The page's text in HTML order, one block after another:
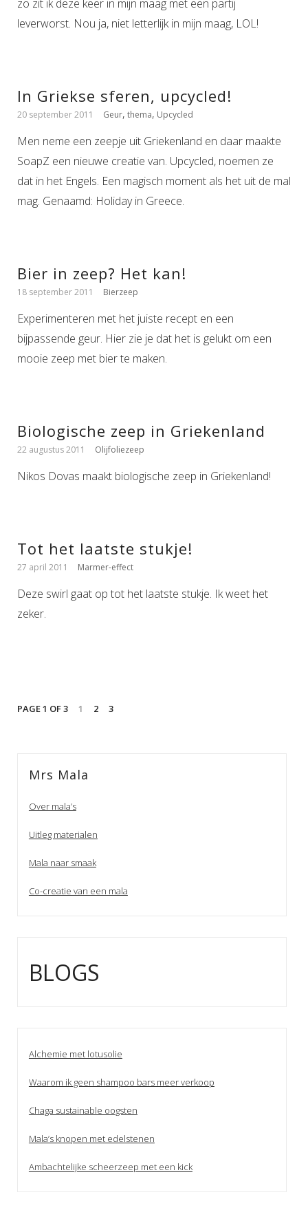
zo zit ik deze keer in mijn maag met een partij
leverworst. Nou ja, niet letterlijk in mijn maag, LOL!
In Griekse sferen, upcycled!
20 september 2011 Geur, thema, Upcycled
Men neme een zeepje uit Griekenland en daar maakte
SoapZ een nieuwe creatie van. Upcycled, noemen ze
dat in het Engels. Een magisch moment als het uit de mal
mag. Genaamd: Holiday in Greece.
Bier in zeep? Het kan!
18 september 2011 Bierzeep
Experimenteren met het juiste recept en een
bijpassende geur. Hier zie je dat het is gelukt om een
mooie zeep met bier te maken.
Biologische zeep in Griekenland
22 augustus 2011 Olijfoliezeep
Nikos Dovas maakt biologische zeep in Griekenland!
Tot het laatste stukje!
27 april 2011 Marmer-effect
Deze swirl gaat op tot het laatste stukje. Ik weet het
zeker.
PAGE 1 OF 3 1 2 3
Mrs Mala
Over mala’s
Uitleg materialen
Mala naar smaak
Co-creatie van een mala
BLOGS
Alchemie met lotusolie
Waarom ik geen shampoo bars meer verkoop
Chaga sustainable oogsten
Mala’s knopen met edelstenen
Ambachtelijke scheerzeep met een kick